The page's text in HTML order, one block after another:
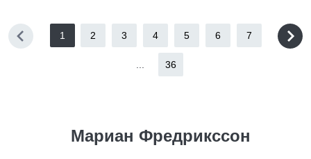
1 2 3 4 5 6 7
36
Мариан Фредрикссон